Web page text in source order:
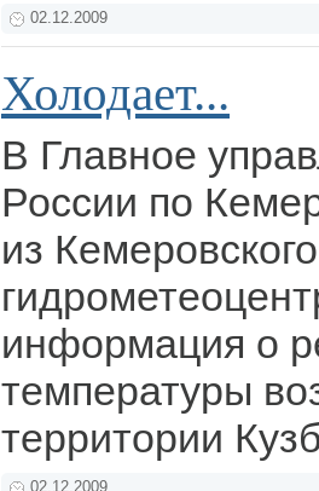
02.12.2009
Холодает...
В Главное
России по
из Кемеровского
информация о
температуры
территории
02.12.2009